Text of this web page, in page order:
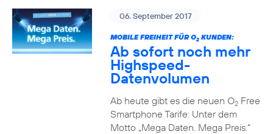
06. September 2017
MOBILE FREIHEIT FÜR O2KUNDEN:
Ab sofort noch mehr
Highspeed-
Datenvolumen
Ab heute gibt es die neuen O2Free
Smartphone Tarife: Unter dem
Motto „Mega Daten. Mega Preis.“